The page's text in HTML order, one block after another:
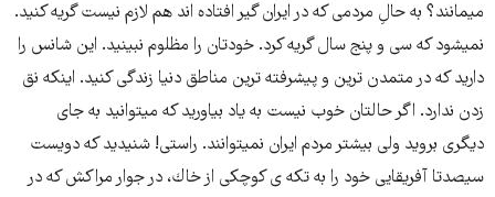
ميمانند؟ به حالِ مردمى كه در ايران گير افتاده اند هم لازم نيست گريه كنيد.
نميشود كه سى و پنج سال گريه كرد. خودتان را مظلوم نبينيد. اين شانس را
داريد كه در متمدن ترين و پيشرفته ترين مناطق دنيا زندگى كنيد. اينكه نق
زدن ندارد. اگر حالتان خوب نيست به ياد بياوريد كه ميتوانيد به جاى
ديگرى برويد ولى بيشتر مردم ايران نميتوانند. راستى! شنيديد كه دويست
سيصدتا آفريقايى خود را به تكه ى كوچكى از خاك، در جوار مراكش كه در